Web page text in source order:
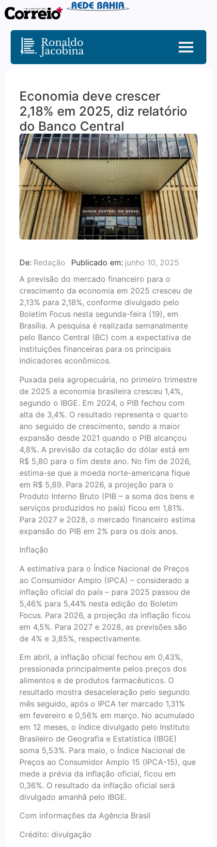
Economia deve crescer
2,18% em 2025, diz relatório
do Banco Central
De: Redação Publicado em: junho 10, 2025
A previsão do mercado financeiro para o
crescimento da economia em 2025 cresceu de
2,13% para 2,18%, conforme divulgado pelo
Boletim Focus nesta segunda-feira (19), em
Brasília. A pesquisa é realizada semanalmente
pelo Banco Central (BC) com a expectativa de
instituições financeiras para os principais
indicadores econômicos.
Puxada pela agropecuária, no primeiro trimestre
de 2025 a economia brasileira cresceu 1,4%,
segundo o IBGE. Em 2024, o PIB fechou com
alta de 3,4%. O resultado representa o quarto
ano seguido de crescimento, sendo a maior
expansão desde 2021 quando o PIB alcançou
4,8%. A previsão da cotação do dólar está em
R$ 5,80 para o fim deste ano. No fim de 2026,
estima-se que a moeda norte-americana fique
em R$ 5,89. Para 2026, a projeção para o
Produto Interno Bruto (PIB – a soma dos bens e
serviços produzidos no país) ficou em 1,81%.
Para 2027 e 2028, o mercado financeiro estima
expansão do PIB em 2% para os dois anos.
Inflação
A estimativa para o Índice Nacional de Preços
ao Consumidor Amplo (IPCA) – considerado a
inflação oficial do país – para 2025 passou de
5,46% para 5,44% nesta edição do Boletim
Focus. Para 2026, a projeção da inflação ficou
em 4,5%. Para 2027 e 2028, as previsões são
de 4% e 3,85%, respectivamente.
Em abril, a inflação oficial fechou em 0,43%,
pressionada principalmente pelos preços dos
alimentos e de produtos farmacêuticos. O
resultado mostra desaceleração pelo segundo
mês seguido, após o IPCA ter marcado 1,31%
em fevereiro e 0,56% em março. No acumulado
em 12 meses, o índice divulgado pelo Instituto
Brasileiro de Geografia e Estatística (IBGE)
soma 5,53%. Para maio, o Índice Nacional de
Preços ao Consumidor Amplo 15 (IPCA-15), que
mede a prévia da inflação oficial, ficou em
0,36%. O resultado da inflação oficial será
divulgado amanhã pelo IBGE.
Com informações da Agência Brasil
Crédito: divulgação